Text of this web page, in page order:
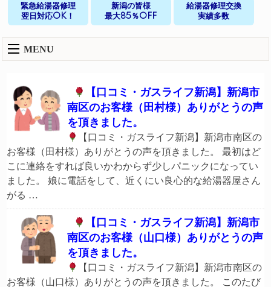
緊急給湯器修理
翌日対応OK！
新潟の皆様
最大85％OFF
給湯器修理交換
実績多数
MENU
【口コミ・ガスライフ新潟】新潟市
南区のお客様（田村様）ありがとうの声
を頂きました。
【口コミ・ガスライフ新潟】新潟市南区の
お客様（田村様）ありがとうの声を頂きました。 最初はど
こに連絡をすれば良いかわからず少しパニックになってい
ました。 娘に電話をして、近くにい良心的な給湯器屋さん
がる …
【口コミ・ガスライフ新潟】新潟市
南区のお客様（山口様）ありがとうの声
を頂きました。
【口コミ・ガスライフ新潟】新潟市南区の
お客様（山口様）ありがとうの声を頂きました。 このたび